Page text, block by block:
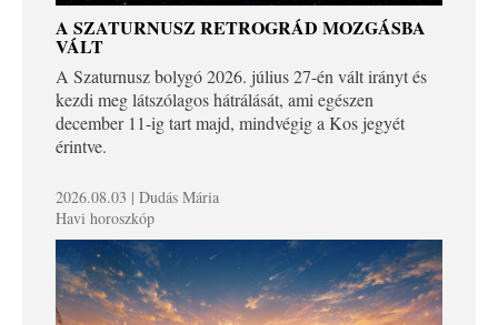
A SZATURNUSZ RETROGRÁD MOZGÁSBA
VÁLT
A Szaturnusz bolygó 2026. július 27-én vált irányt és
kezdi meg látszólagos hátrálását, ami egészen
december 11-ig tart majd, mindvégig a Kos jegyét
érintve.
2026.08.03 | Dudás Mária
Havi horoszkóp